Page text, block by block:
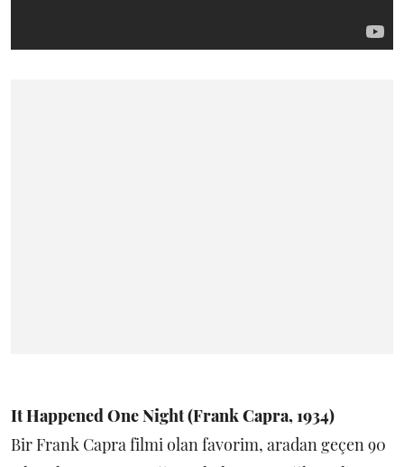
It Happened One Night (Frank Capra, 1934)
Bir Frank Capra filmi olan favorim, aradan geçen 90